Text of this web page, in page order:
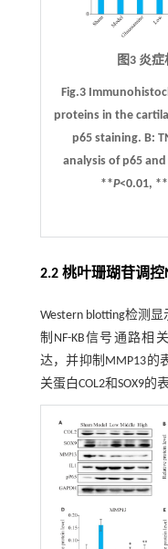
图3 炎
Fig.3
proteins in the
p65 staining. B:
analysis of p65
**P<0.01,
2.2 桃叶珊瑚苷调控
Western blotting检测
制NF-KB信号通路相
达，并抑制MMP13的
关蛋白COL2和SOX9的